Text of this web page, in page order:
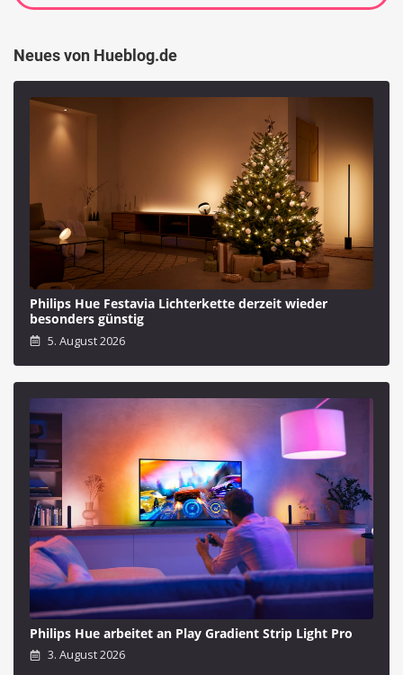
Neues von Hueblog.de
Philips Hue Festavia Lichterkette derzeit wieder
besonders günstig
5. August 2026
Philips Hue arbeitet an Play Gradient Strip Light Pro
3. August 2026